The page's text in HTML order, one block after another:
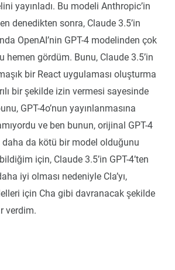
yayınladı. Bu modeli Anthropic’in
denedikten sonra, Claude 3.5’in
OpenAI’nin GPT-4 modelinden çok
hemen gördüm. Bunu, Claude 3.5’in
bir React uygulaması oluşturma
bir şekilde izin vermesi sayesinde
GPT-4o’nun yayınlanmasına
ve ben bunun, orijinal GPT-4
daha da kötü bir model olduğunu
için, Claude 3.5’in GPT-4’ten
iyi olması nedeniyle Cla’yı,
için Cha gibi davranacak şekilde
verdim.